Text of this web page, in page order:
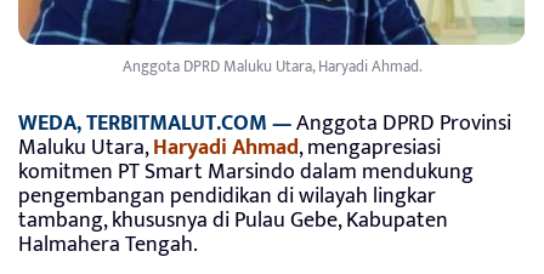
Anggota DPRD Maluku Utara, Haryadi Ahmad.
WEDA, TERBITMALUT.COM —Anggota DPRD Provinsi
Maluku Utara,Haryadi Ahmad, mengapresiasi
komitmen PT Smart Marsindo dalam mendukung
pengembangan pendidikan di wilayah lingkar
tambang, khususnya di Pulau Gebe, Kabupaten
Halmahera Tengah.